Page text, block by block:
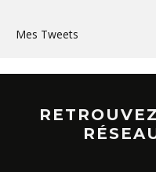
Mes Tweets